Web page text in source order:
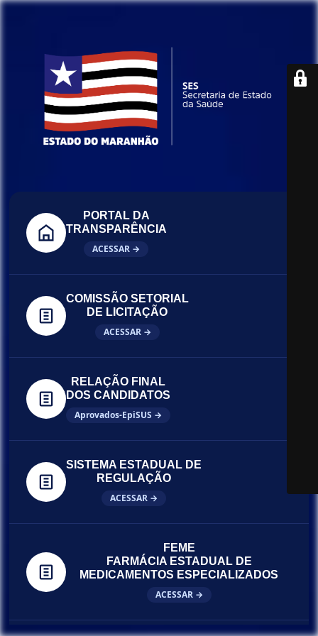
PORTAL DA
TRANSPARÊNCIA
ACESSAR →
COMISSÃO SETORIAL
DE LICITAÇÃO
ACESSAR →
RELAÇÃO FINAL
DOS CANDIDATOS
Aprovados-EpiSUS →
SISTEMA ESTADUAL DE
REGULAÇÃO
ACESSAR →
FEME
FARMÁCIA ESTADUAL DE
MEDICAMENTOS ESPECIALIZADOS
ACESSAR →